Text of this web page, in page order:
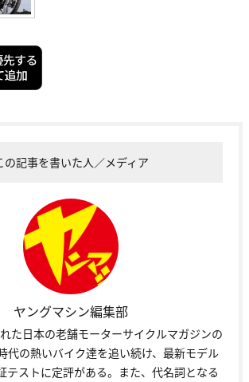
の記事を書いた人／メディア
ヤングマシン編集部
た日本の老舗モーターサイクルマガジンの
代の熱いバイク達を追い続け、最新モデル
テストに定評がある。また、代名詞となる